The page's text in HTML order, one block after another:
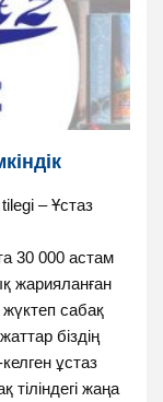
– Ұстаз
30 000 астам
жарияланған
сабақ
біздің
ұстаз
тіліндегі жаңа